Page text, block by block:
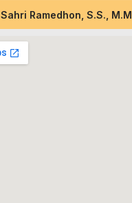
Sahri Ramedhon, S.S., M.M